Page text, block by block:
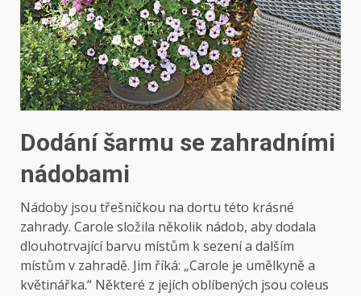
Dodání šarmu se zahradními
nádobami
Nádoby jsou třešničkou na dortu této krásné
zahrady. Carole složila několik nádob, aby dodala
dlouhotrvající barvu místům k sezení a dalším
místům v zahradě. Jim říká: „Carole je umělkyně a
květinářka.“ Některé z jejích oblíbených jsou coleus